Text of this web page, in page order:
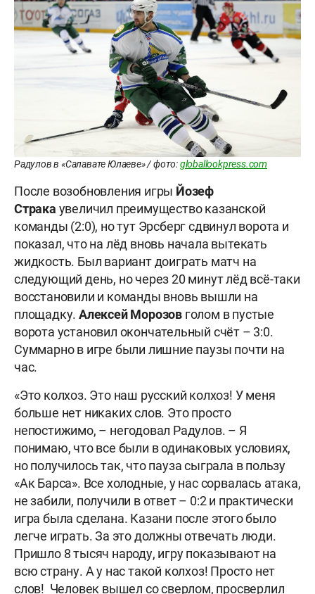
Радулов в «Салавате Юлаеве» / фото:globallookpress.com
После возобновления игры Йозеф
Страка увеличил преимущество казанской
команды (2:0), но тут Эрсберг сдвинул ворота и
показал, что на лёд вновь начала вытекать
жидкость. Был вариант доиграть матч на
следующий день, но через 20 минут лёд всё-таки
восстановили и команды вновь вышли на
площадку. Алексей Морозов голом в пустые
ворота установил окончательный счёт – 3:0.
Суммарно в игре были лишние паузы почти на
час.
«Это колхоз. Это наш русский колхоз! У меня
больше нет никаких слов. Это просто
непостижимо, – негодовал Радулов. – Я
понимаю, что все были в одинаковых условиях,
но получилось так, что пауза сыграла в пользу
«Ак Барса». Все холодные, у нас сорвалась атака,
не забили, получили в ответ – 0:2 и практически
игра была сделана. Казани после этого было
легче играть. За это должны отвечать люди.
Пришло 8 тысяч народу, игру показывают на
всю страну. А у нас такой колхоз! Просто нет
слов! Человек вышел со сверлом, просверлил